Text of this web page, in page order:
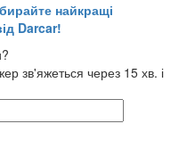
найкращі
Darcar!
зв'яжеться через 15 хв. і